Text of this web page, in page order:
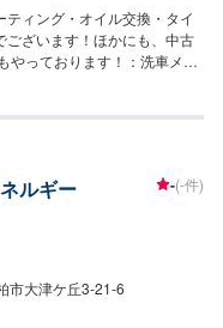
ィング・オイル交換・タイ
ございます！ほかにも、中古
やっております！：洗車メニ
プリをダウンロードしていた
ださい。
ルギー -(-件)
市大津ケ丘3-21-6